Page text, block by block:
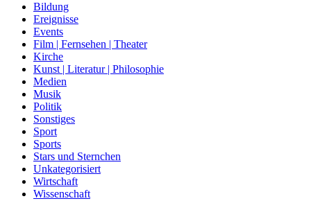
Bildung
Ereignisse
Events
Film | Fernsehen | Theater
Kirche
Kunst | Literatur | Philosophie
Medien
Musik
Politik
Sonstiges
Sport
Sports
Stars und Sternchen
Unkategorisiert
Wirtschaft
Wissenschaft